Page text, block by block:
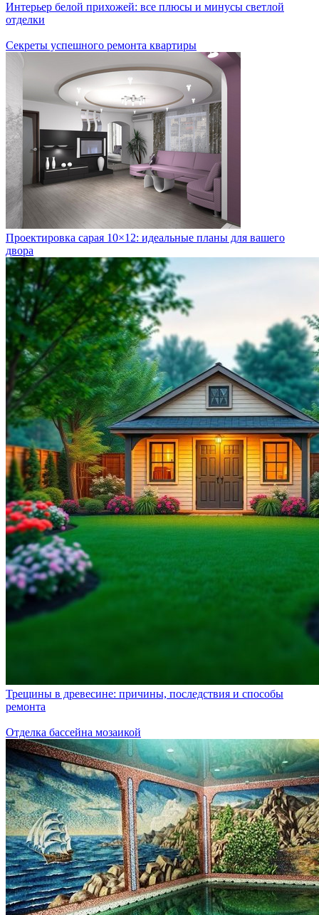
Интерьер белой прихожей: все плюсы и минусы светлой
отделки
Секреты успешного ремонта квартиры
Проектировка сарая 10×12: идеальные планы для вашего
двора
Трещины в древесине: причины, последствия и способы
ремонта
Отделка бассейна мозаикой